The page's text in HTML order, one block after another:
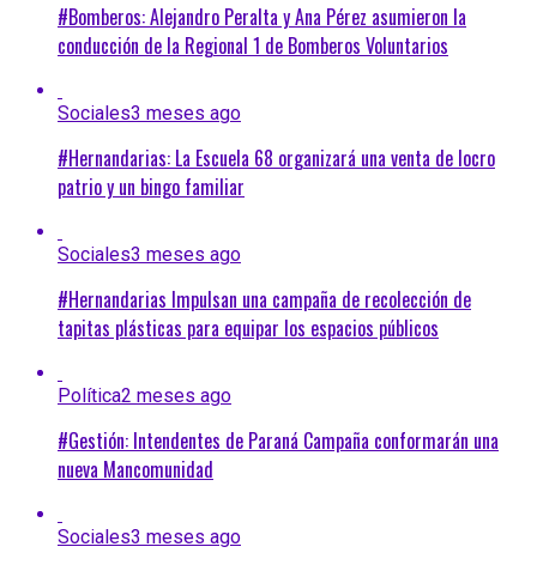
#Bomberos: Alejandro Peralta y Ana Pérez asumieron la
conducción de la Regional 1 de Bomberos Voluntarios
Sociales3 meses ago
#Hernandarias: La Escuela 68 organizará una venta de locro
patrio y un bingo familiar
Sociales3 meses ago
#Hernandarias Impulsan una campaña de recolección de
tapitas plásticas para equipar los espacios públicos
Política2 meses ago
#Gestión: Intendentes de Paraná Campaña conformarán una
nueva Mancomunidad
Sociales3 meses ago